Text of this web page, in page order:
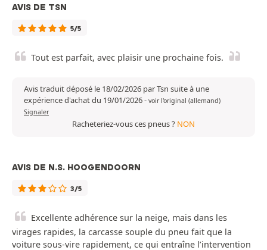
AVIS DE TSN
5/5
Tout est parfait, avec plaisir une prochaine fois.
Avis traduit déposé le 18/02/2026 par Tsn suite à une
expérience d'achat du 19/01/2026- voir l'original (allemand)
Signaler
Racheteriez-vous ces pneus ? NON
AVIS DE N.S. HOOGENDOORN
3/5
Excellente adhérence sur la neige, mais dans les
virages rapides, la carcasse souple du pneu fait que la
voiture sous-vire rapidement, ce qui entraîne l’intervention